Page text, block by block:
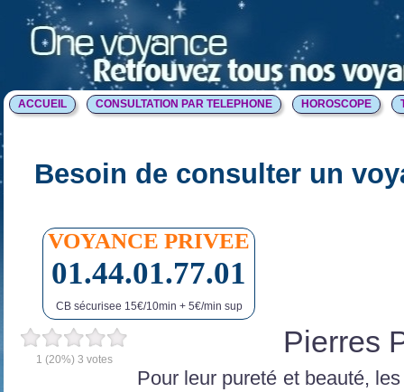
ACCUEIL CONSULTATION PAR TELEPHONE HOROSCOPE
Besoin de consulter un
VOYANCE PRIVEE
01.44.01.77.01
CB sécurisee 15€/10min + 5€/min sup
1 (20%) 3 votes
Pierres
Pour leur pureté et beauté,